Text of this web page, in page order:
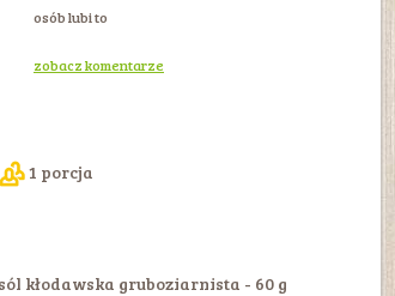
osób lubi to
zobacz komentarze
1 porcja
sól kłodawska gruboziarnista - 60 g